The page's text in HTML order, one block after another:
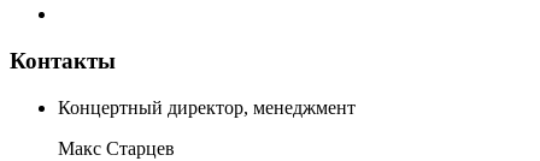
Контакты
Концертный директор, менеджмент
Макс Старцев